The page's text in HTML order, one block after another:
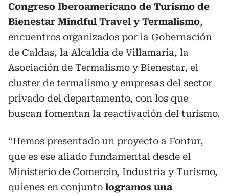
Congreso Iberoamericano de Turismo de
Bienestar Mindful Travel y Termalismo,
encuentros organizados por la Gobernación
de Caldas, la Alcaldía de Villamaría, la
Asociación de Termalismo y Bienestar, el
cluster de termalismo y empresas del sector
privado del departamento, con los que
buscan fomentan la reactivación del turismo.
“Hemos presentado un proyecto a Fontur,
que es ese aliado fundamental desde el
Ministerio de Comercio, Industria y Turismo,
quienes en conjunto logramos una